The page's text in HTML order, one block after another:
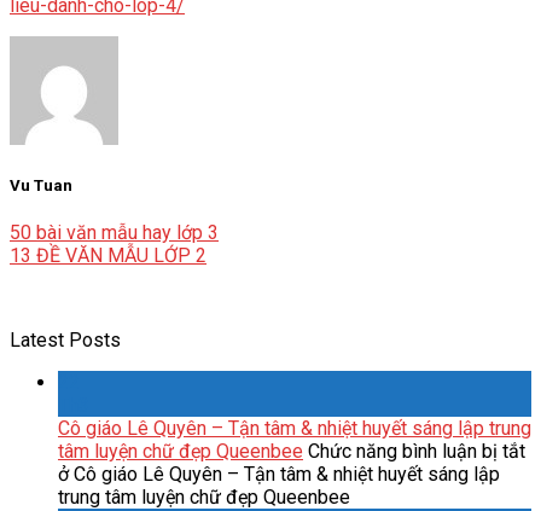
lieu-danh-cho-lop-4/
Vu Tuan
50 bài văn mẫu hay lớp 3
13 ĐỀ VĂN MẪU LỚP 2
Latest Posts
Cô giáo Lê Quyên – Tận tâm & nhiệt huyết sáng lập trung
tâm luyện chữ đẹp Queenbee Chức năng bình luận bị tắt
ở Cô giáo Lê Quyên – Tận tâm & nhiệt huyết sáng lập
trung tâm luyện chữ đẹp Queenbee